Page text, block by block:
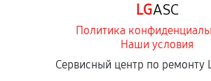
отдельных условиях.
Если комплектующие
LGASC
Политика
Наши условия
Сервисный центр по ремонту